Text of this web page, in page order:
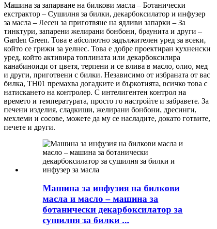
Машина за запарване на билкови масла – Ботанически
екстрактор – Сушилня за билки, декарбоксилатор и инфузер
за масла – Лесен за приготвяне на ядливи запарки – За
тинктури, запарени желирани бонбони, браунита и други –
Garden Green. Това е абсолютно задължителен уред за всеки,
който се грижи за уелнес. Това е добре проектиран кухненски
уред, който активира топлината или декарбоксилира
канабиноиди от цветя, терпени и се влива в масло, олио, мед
и други, приготвени с билки. Независимо от избраната от вас
билка, TH01 премахва догадките и бъркотията, всичко това с
натискането на контролер. С интелигентен контрол на
времето и температурата, просто го настройте и забравете. За
печени изделия, сладкиши, желирани бонбони, дресинги,
мехлеми и сосове, можете да му се насладите, докато готвите,
печете и други.
Машина за инфузия на билкови
масла и масло – машина за
ботанически декарбоксилатор за
сушилня за билки ...